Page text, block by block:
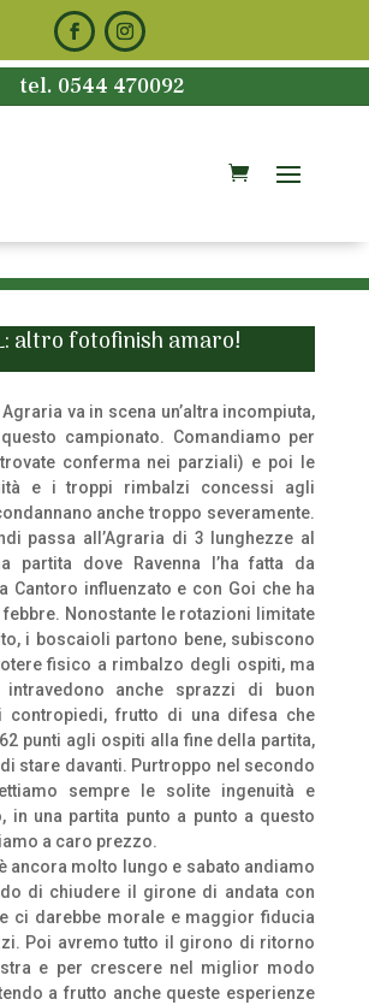
tel. 0544 470092
altro fotofinish amaro!
va in scena un’altra incompiuta,
questo campionato. Comandiamo per
conferma nei parziali) e poi le
e i troppi rimbalzi concessi agli
anche troppo severamente.
passa all’Agraria di 3 lunghezze al
partita dove Ravenna l’ha fatta da
Cantoro influenzato e con Goi che ha
Nonostante le rotazioni limitate
i boscaioli partono bene, subiscono
fisico a rimbalzo degli ospiti, ma
anche sprazzi di buon
contropiedi, frutto di una difesa che
punti agli ospiti alla fine della partita,
stare davanti. Purtroppo nel secondo
sempre le solite ingenuità e
in una partita punto a punto a questo
a caro prezzo.
ancora molto lungo e sabato andiamo
di chiudere il girone di andata con
ci darebbe morale e maggior fiducia
Poi avremo tutto il girono di ritorno
e per crescere nel miglior modo
a frutto anche queste esperienze